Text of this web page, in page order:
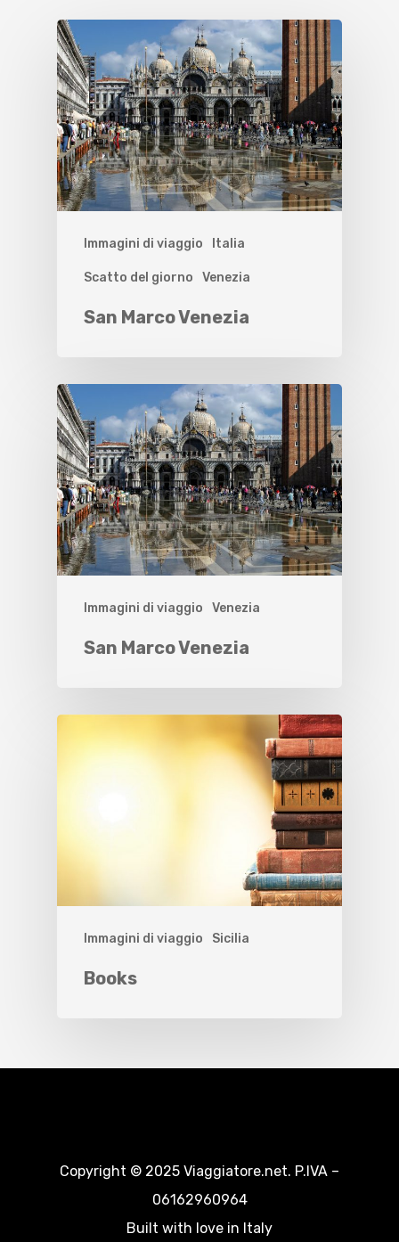
Immagini di viaggio Italia
Scatto del giorno Venezia
San Marco Venezia
Immagini di viaggio Venezia
San Marco Venezia
Immagini di viaggio Sicilia
Books
Copyright © 2025 Viaggiatore.net. P.IVA –
06162960964
Built with love in Italy